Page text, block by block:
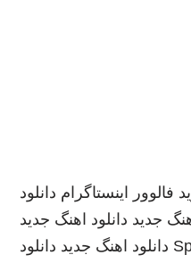
فالوور اینستاگرام دانلود
جدید دانلود اهنگ جدید
دانلود اهنگ جدید دانلود